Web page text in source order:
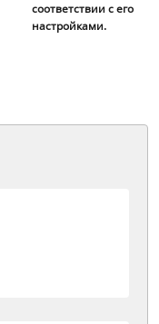
соответствии с его
настройками.